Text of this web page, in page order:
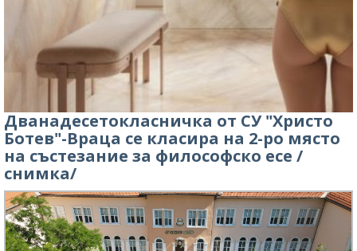
Дванадесетокласничка от СУ "Христо
Ботев"-Враца се класира на 2-ро място
на състезание за философско есе /
снимка/